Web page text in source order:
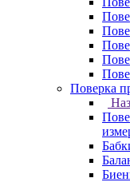
Поверка